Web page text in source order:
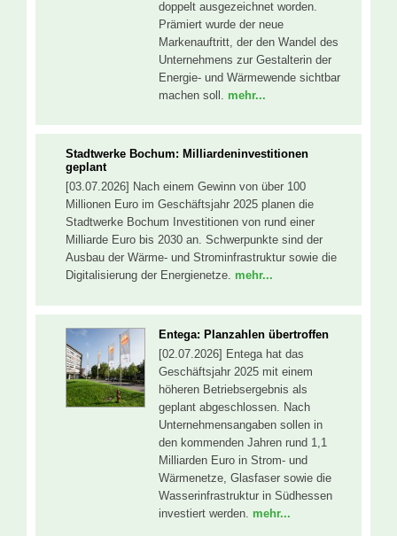
doppelt ausgezeichnet worden.
Prämiert wurde der neue
Markenauftritt, der den Wandel des
Unternehmens zur Gestalterin der
Energie- und Wärmewende sichtbar
machen soll. mehr...
Stadtwerke Bochum: Milliardeninvestitionen
geplant
[03.07.2026] Nach einem Gewinn von über 100
Millionen Euro im Geschäftsjahr 2025 planen die
Stadtwerke Bochum Investitionen von rund einer
Milliarde Euro bis 2030 an. Schwerpunkte sind der
Ausbau der Wärme- und Strominfrastruktur sowie die
Digitalisierung der Energienetze. mehr...
Entega: Planzahlen übertroffen
[02.07.2026] Entega hat das
Geschäftsjahr 2025 mit einem
höheren Betriebsergebnis als
geplant abgeschlossen. Nach
Unternehmensangaben sollen in
den kommenden Jahren rund 1,1
Milliarden Euro in Strom- und
Wärmenetze, Glasfaser sowie die
Wasserinfrastruktur in Südhessen
investiert werden. mehr...